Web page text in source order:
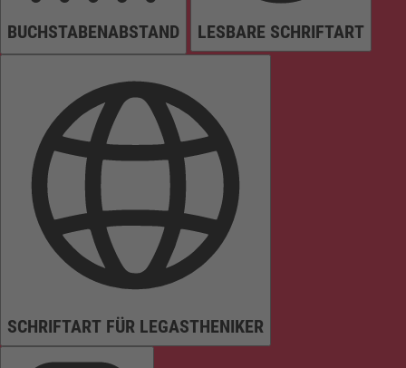
BUCHSTABENABSTAND LESBARE SCHRIFTART
SCHRIFTART FÜR LEGASTHENIKER